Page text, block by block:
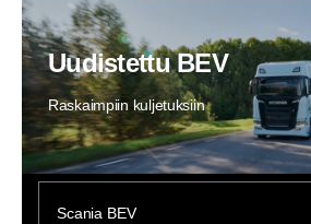
Uudistettu BEV
Raskaimpiin kuljetuksiin
Scania BEV